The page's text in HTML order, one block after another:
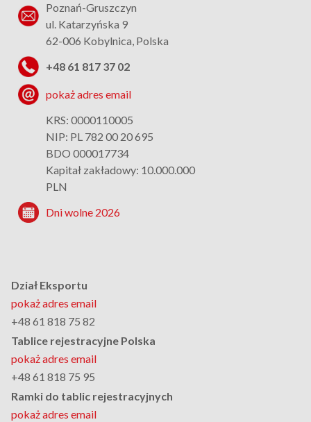
Poznań-Gruszczyn
ul. Katarzyńska 9
62-006 Kobylnica, Polska
+48 61 817 37 02
pokaż adres email
KRS: 0000110005
NIP: PL 782 00 20 695
BDO 000017734
Kapitał zakładowy: 10.000.000
PLN
Dni wolne 2026
Dział Eksportu
pokaż adres email
+48 61 818 75 82
Tablice rejestracyjne Polska
pokaż adres email
+48 61 818 75 95
Ramki do tablic rejestracyjnych
pokaż adres email